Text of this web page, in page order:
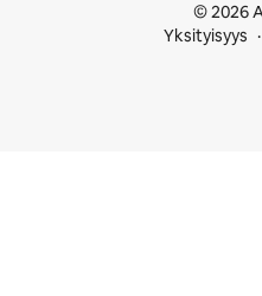
© 2026
Yksityisyys